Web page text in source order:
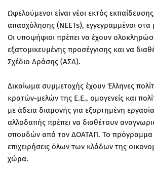
Ωφελούμενοι είναι νέοι εκτός
απασχόλησης (NEETs), εγγεγραμμένοι
Οι υποψήφιοι πρέπει να έχουν
εξατομικευμένης προσέγγισης και να
Σχέδιο Δράσης (ΑΣΔ).
Δικαίωμα συμμετοχής έχουν Έλληνες
κρατών-μελών της Ε.Ε., ομογενείς και
με άδεια διαμονής για εξαρτημένη
αλλοδαπής πρέπει να διαθέτουν
σπουδών από τον ΔΟΑΤΑΠ. Το πρόγραμμα
επιχειρήσεις όλων των κλάδων της
χώρα.